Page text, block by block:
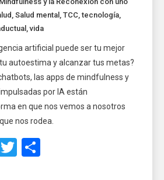
,Salud mental ,TCC ,tecnología
,vida
artificial puede ser tu mejor
autoestima y alcanzar tus metas?
las apps de mindfulness y
por IA están
en que nos vemos a nosotros
nos rodea.
Twitter